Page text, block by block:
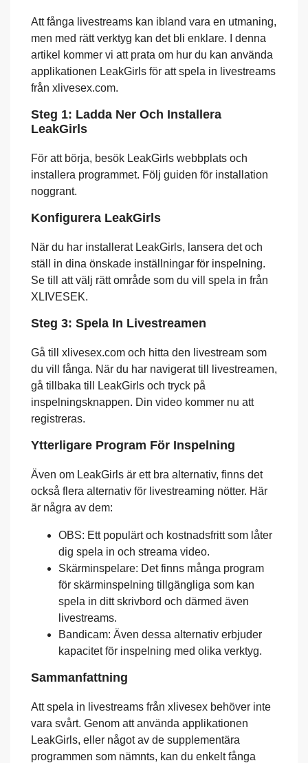
Att fånga livestreams kan ibland vara en utmaning,
men med rätt verktyg kan det bli enklare. I denna
artikel kommer vi att prata om hur du kan använda
applikationen LeakGirls för att spela in livestreams
från xlivesex.com.
Steg 1: Ladda Ner Och Installera
LeakGirls
För att börja, besök LeakGirls webbplats och
installera programmet. Följ guiden för installation
noggrant.
Konfigurera LeakGirls
När du har installerat LeakGirls, lansera det och
ställ in dina önskade inställningar för inspelning.
Se till att välj rätt område som du vill spela in från
XLIVESEK.
Steg 3: Spela In Livestreamen
Gå till xlivesex.com och hitta den livestream som
du vill fånga. När du har navigerat till livestreamen,
gå tillbaka till LeakGirls och tryck på
inspelningsknappen. Din video kommer nu att
registreras.
Ytterligare Program För Inspelning
Även om LeakGirls är ett bra alternativ, finns det
också flera alternativ för livestreaming nötter. Här
är några av dem:
OBS: Ett populärt och kostnadsfritt som låter
dig spela in och streama video.
Skärminspelare: Det finns många program
för skärminspelning tillgängliga som kan
spela in ditt skrivbord och därmed även
livestreams.
Bandicam: Även dessa alternativ erbjuder
kapacitet för inspelning med olika verktyg.
Sammanfattning
Att spela in livestreams från xlivesex behöver inte
vara svårt. Genom att använda applikationen
LeakGirls, eller något av de supplementära
programmen som nämnts, kan du enkelt fånga